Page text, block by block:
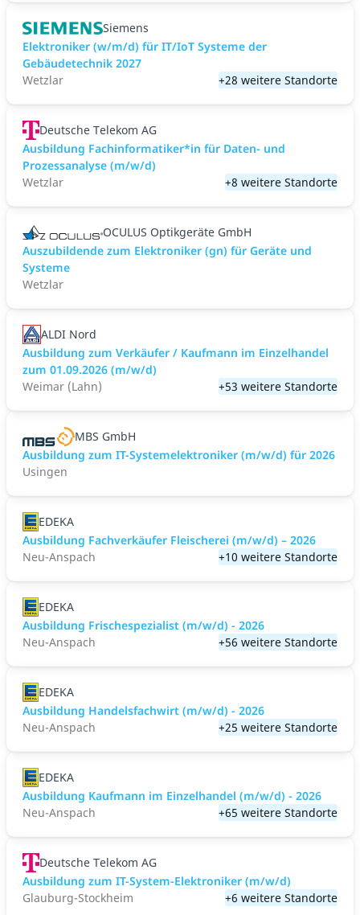
Siemens
Elektroniker (w/m/d) für IT/IoT Systeme der
Gebäudetechnik 2027
Wetzlar
+28 weitere Standorte
Deutsche Telekom AG
Ausbildung Fachinformatiker*in für Daten- und
Prozessanalyse (m/w/d)
Wetzlar
+8 weitere Standorte
OCULUS Optikgeräte GmbH
Auszubildende zum Elektroniker (gn) für Geräte und
Systeme
Wetzlar
ALDI Nord
Ausbildung zum Verkäufer / Kaufmann im Einzelhandel
zum 01.09.2026 (m/w/d)
Weimar (Lahn)
+53 weitere Standorte
MBS GmbH
Ausbildung zum IT-Systemelektroniker (m/w/d) für 2026
Usingen
EDEKA
Ausbildung Fachverkäufer Fleischerei (m/w/d) – 2026
Neu-Anspach
+10 weitere Standorte
EDEKA
Ausbildung Frischespezialist (m/w/d) - 2026
Neu-Anspach
+56 weitere Standorte
EDEKA
Ausbildung Handelsfachwirt (m/w/d) - 2026
Neu-Anspach
+25 weitere Standorte
EDEKA
Ausbildung Kaufmann im Einzelhandel (m/w/d) - 2026
Neu-Anspach
+65 weitere Standorte
Deutsche Telekom AG
Ausbildung zum IT-System-Elektroniker (m/w/d)
Glauburg-Stockheim
+6 weitere Standorte